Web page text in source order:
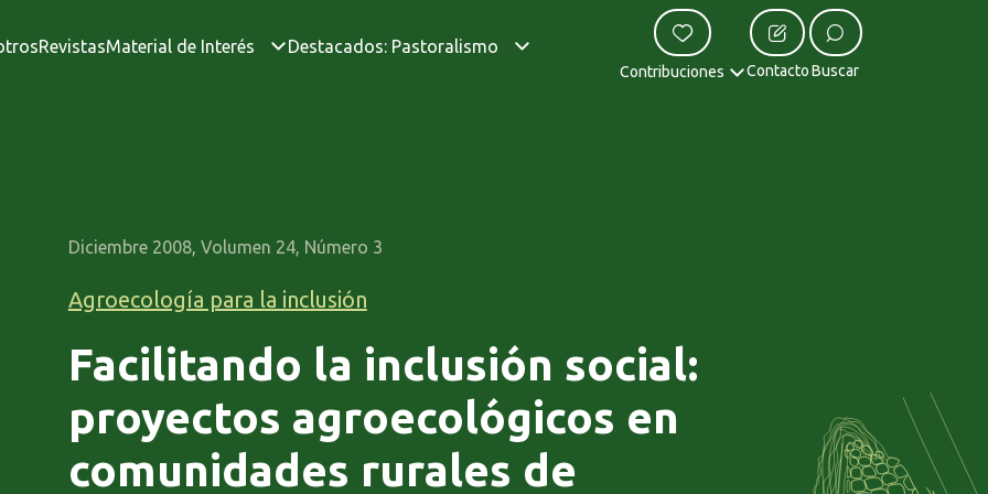
RevistasMaterial de Interés Destacados: Pastoralismo
Contribuciones Contacto Buscar
Diciembre 2008, Volumen 24, Número 3
Agroecología para la inclusión
Facilitando la inclusión social:
proyectos agroecológicos en
comunidades rurales de